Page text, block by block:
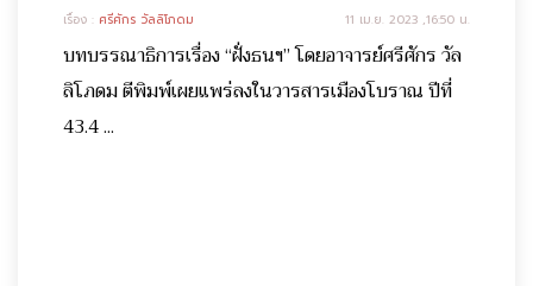
เรื่อง : ศรีศักร วัลลิโภดม 11 เม.ย. 2023 ,16:50 น.
บทบรรณาธิการเรื่อง “ฝั่งธนฯ” โดยอาจารย์ศรีศักร วัล
ลิโภดม ตีพิมพ์เผยแพร่ลงในวารสารเมืองโบราณ ปีที่
43.4 ...